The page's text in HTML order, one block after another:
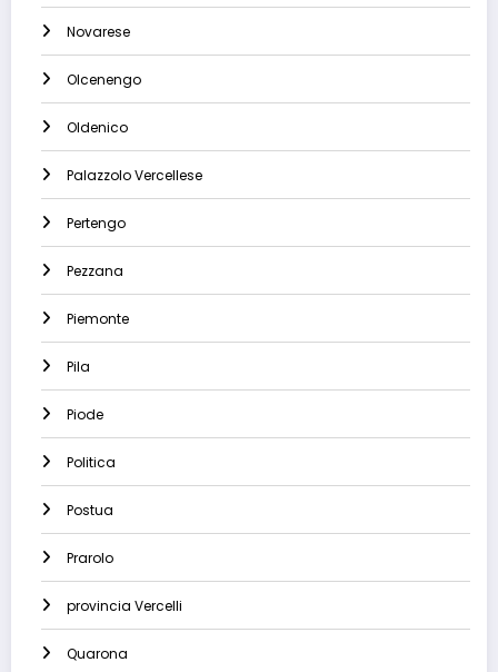
Novarese
Olcenengo
Oldenico
Palazzolo Vercellese
Pertengo
Pezzana
Piemonte
Pila
Piode
Politica
Postua
Prarolo
provincia Vercelli
Quarona